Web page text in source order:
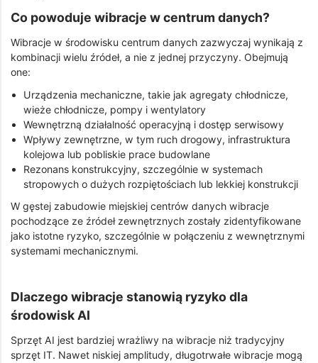
Co powoduje wibracje w centrum danych?
Wibracje w środowisku centrum danych zazwyczaj wynikają z
kombinacji wielu źródeł, a nie z jednej przyczyny. Obejmują
one:
Urządzenia mechaniczne, takie jak agregaty chłodnicze,
wieże chłodnicze, pompy i wentylatory
Wewnętrzną działalność operacyjną i dostęp serwisowy
Wpływy zewnętrzne, w tym ruch drogowy, infrastruktura
kolejowa lub pobliskie prace budowlane
Rezonans konstrukcyjny, szczególnie w systemach
stropowych o dużych rozpiętościach lub lekkiej konstrukcji
W gęstej zabudowie miejskiej centrów danych wibracje
pochodzące ze źródeł zewnętrznych zostały zidentyfikowane
jako istotne ryzyko, szczególnie w połączeniu z wewnętrznymi
systemami mechanicznymi.
Dlaczego wibracje stanowią ryzyko dla
środowisk AI
Sprzęt AI jest bardziej wrażliwy na wibracje niż tradycyjny
sprzęt IT. Nawet niskiej amplitudy, długotrwałe wibracje mogą